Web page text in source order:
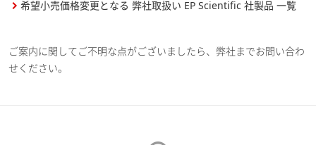
希望小売価格変更となる 弊社取扱い EP Scientific 社製品 一覧
ご案内に関してご不明な点がございましたら、弊社までお問い合わ
せください。